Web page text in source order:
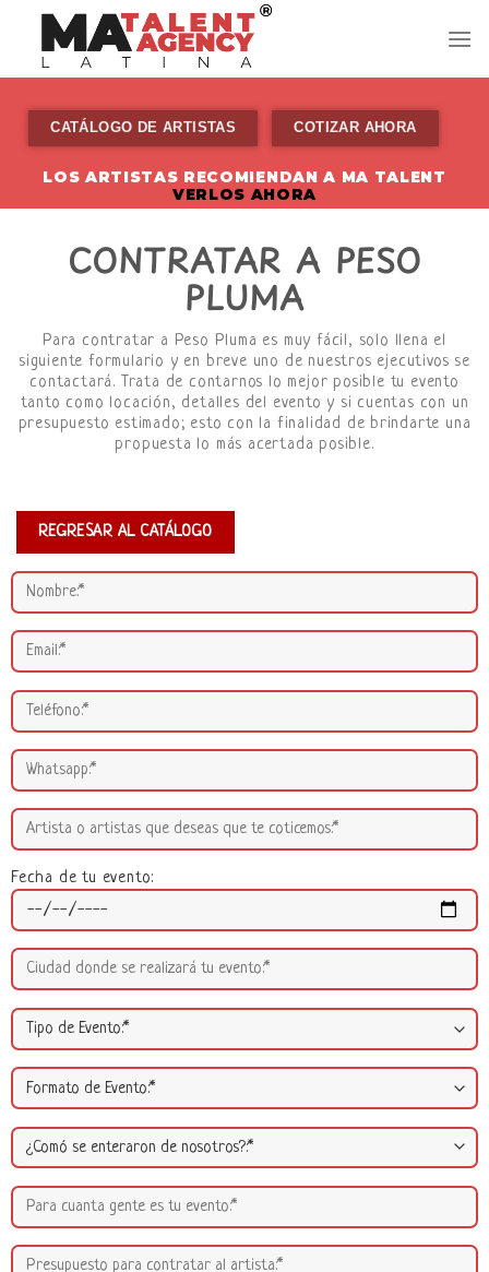
content
CATÁLOGO DE ARTISTAS COTIZAR AHORA
LOS ARTISTAS RECOMIENDAN A MA TALENT
VERLOS AHORA
CONTRATAR A PESO
PLUMA
Para contratar a Peso Pluma es muy fácil, solo llena el
siguiente formulario y en breve uno de nuestros ejecutivos se
contactará. Trata de contarnos lo mejor posible tu evento
tanto como locación, detalles del evento y si cuentas con un
presupuesto estimado; esto con la finalidad de brindarte una
propuesta lo más acertada posible.
REGRESAR AL CATÁLOGO
Fecha de tu evento: